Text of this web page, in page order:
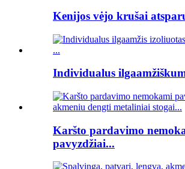
Kenijos vėjo krušai
Individualus
Karšto pardavimo
pavyzdžiai...